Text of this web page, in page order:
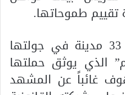
تقييم طموحاتها.
وبينما كانت هاريس تجوب 33 مدينة في جولتها
لكتابها “107 أيام” الذي يوثق حملتها
غائباً عن المشهد